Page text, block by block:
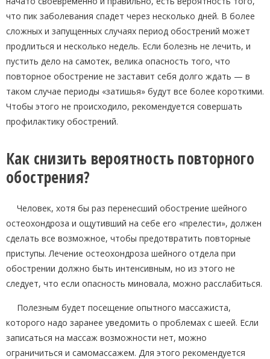
что пик заболевания спадет через несколько дней. В более
сложных и запущенных случаях период обострений может
продлиться и несколько недель. Если болезнь не лечить, и
пустить дело на самотек, велика опасность того, что
повторное обострение не заставит себя долго ждать — в
таком случае периоды «затишья» будут все более короткими.
Чтобы этого не происходило, рекомендуется совершать
профилактику обострений.
Как снизить вероятность повторного
обострения?
Человек, хотя бы раз перенесший обострение шейного
остеохондроза и ощутивший на себе его «прелести», должен
сделать все возможное, чтобы предотвратить повторные
приступы. Лечение остеохондроза шейного отдела при
обострении должно быть интенсивным, но из этого не
следует, что если опасность миновала, можно расслабиться.
Полезным будет посещение опытного массажиста,
которого надо заранее уведомить о проблемах с шеей. Если
записаться на массаж возможности нет, можно
ограничиться и самомассажем. Для этого рекомендуется